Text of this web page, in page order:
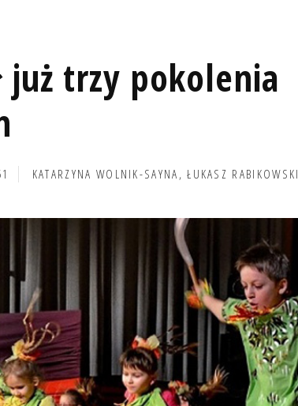
już trzy pokolenia
KATARZYNA WOLNIK-SAYNA,ŁUKASZ RABIKOWSKI